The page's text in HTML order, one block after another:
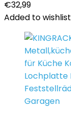
€32,99
Added to wishlist